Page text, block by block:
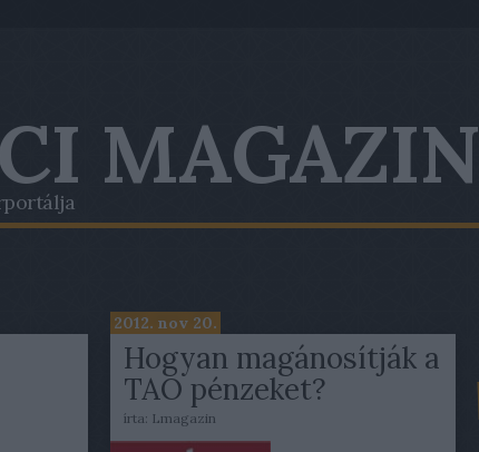
MAGAZIN
2012. nov 20.
Hogyan magánosítják a
TAO pénzeket?
írta: Lmagazin